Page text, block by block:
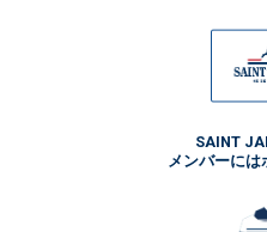
SAINT
メンバーには